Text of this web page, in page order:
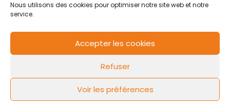
Nous utilisons des cookies pour optimiser notre site web et notre
service.
Accepter les cookies
Refuser
Voir les préférences
Mentions légales Politique de cookies
FLOW44